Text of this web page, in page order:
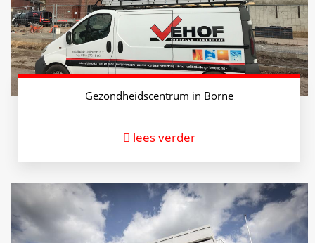
Gezondheidscentrum in Borne
lees verder